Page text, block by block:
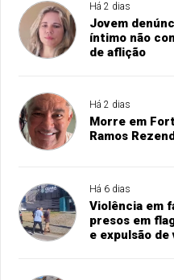
Há 2 dias
Jovem
íntimo não
de aflição
Há 2 dias
Morre em
Ramos
Há 6 dias
Violência em
presos em
e expulsão de